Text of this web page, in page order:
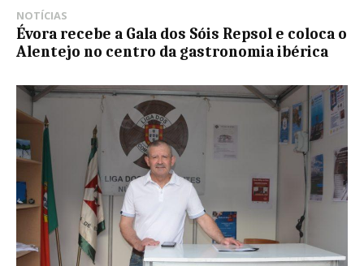
NOTÍCIAS
Évora recebe a Gala dos Sóis Repsol e coloca o
Alentejo no centro da gastronomia ibérica